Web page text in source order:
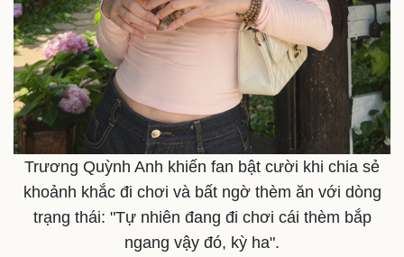
Trương Quỳnh Anh khiến fan bật cười khi chia sẻ
khoảnh khắc đi chơi và bất ngờ thèm ăn với dòng
trạng thái: "Tự nhiên đang đi chơi cái thèm bắp
ngang vậy đó, kỳ ha".